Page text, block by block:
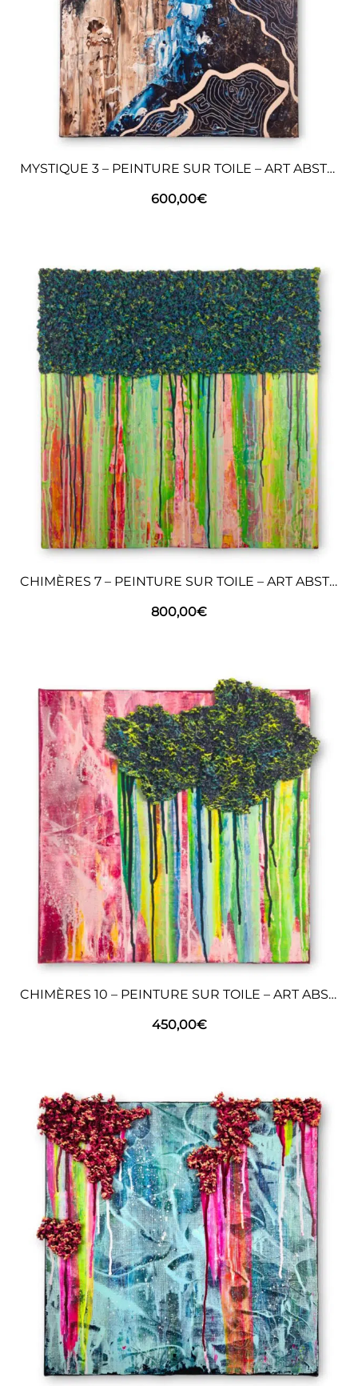
MYSTIQUE 3 – PEINTURE SUR TOILE – ART ABSTRAIT
600,00€
CHIMÈRES 7 – PEINTURE SUR TOILE – ART ABSTRAIT
800,00€
CHIMÈRES 10 – PEINTURE SUR TOILE – ART ABSTRAIT
450,00€